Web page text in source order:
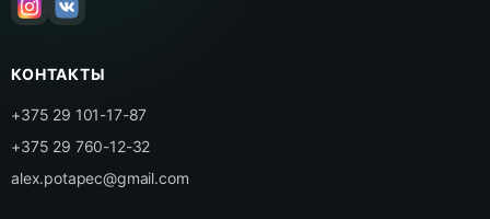
КОНТАКТЫ
+375 29 101-17-87
+375 29 760-12-32
alex.potapec@gmail.com